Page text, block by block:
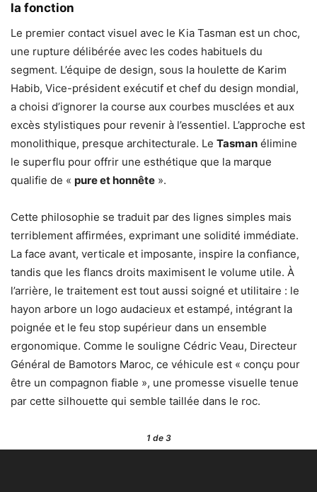
la fonction
Le premier contact visuel avec le Kia Tasman est un choc,
une rupture délibérée avec les codes habituels du
segment. L’équipe de design, sous la houlette de Karim
Habib, Vice-président exécutif et chef du design mondial,
a choisi d’ignorer la course aux courbes musclées et aux
excès stylistiques pour revenir à l’essentiel. L’approche est
monolithique, presque architecturale. Le Tasman élimine
le superflu pour offrir une esthétique que la marque
qualifie de « pure et honnête ».
Cette philosophie se traduit par des lignes simples mais
terriblement affirmées, exprimant une solidité immédiate.
La face avant, verticale et imposante, inspire la confiance,
tandis que les flancs droits maximisent le volume utile. À
l’arrière, le traitement est tout aussi soigné et utilitaire : le
hayon arbore un logo audacieux et estampé, intégrant la
poignée et le feu stop supérieur dans un ensemble
ergonomique. Comme le souligne Cédric Veau, Directeur
Général de Bamotors Maroc, ce véhicule est « conçu pour
être un compagnon fiable », une promesse visuelle tenue
par cette silhouette qui semble taillée dans le roc.
1de 3